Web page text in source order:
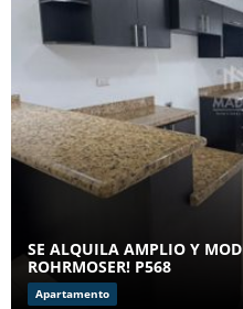
SE ALQUILA AMPLIO Y
ROHRMOSER! P568
Apartamento